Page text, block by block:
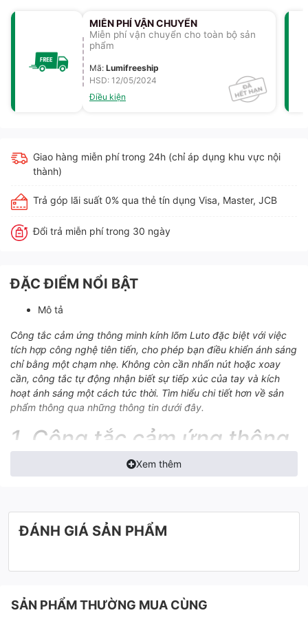
MIỄN PHÍ VẬN CHUYỂN
Miễn phí vận chuyển cho toàn bộ sản
phẩm
Mã: Lumifreeship
HSD: 12/05/2024
Điều kiện
Giao hàng miễn phí trong 24h (chỉ áp dụng khu vực nội
thành)
Trả góp lãi suất 0% qua thẻ tín dụng Visa, Master, JCB
Đổi trả miễn phí trong 30 ngày
ĐẶC ĐIỂM NỔI BẬT
Mô tả
Công tắc cảm ứng thông minh kính lõm Luto đặc biệt với việc
tích hợp công nghệ tiên tiến, cho phép bạn điều khiển ánh sáng
chỉ bằng một chạm nhẹ. Không còn cần nhấn nút hoặc xoay
cần, công tắc tự động nhận biết sự tiếp xúc của tay và kích
hoạt ánh sáng một cách tức thời. Tìm hiểu chi tiết hơn về sản
phẩm thông qua những thông tin dưới đây.
1. Công tắc cảm ứng thông
minh kính lõm Luto
diện và khả năng kiểm soát, tối ưu thiết bị điện gia đình
nhờ việc điều khiển dễ dàng bằng thao tác chạm mở,
Công tắc diện cảm ứng thông minh kính lõm là công tắc
Xem thêm
ĐÁNH GIÁ SẢN PHẨM
SẢN PHẨM THƯỜNG MUA CÙNG